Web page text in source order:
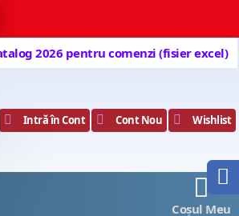
2026 pentru comenzi (fisier excel)
Intră în Cont Cont Nou Wishlist
Coșul Meu